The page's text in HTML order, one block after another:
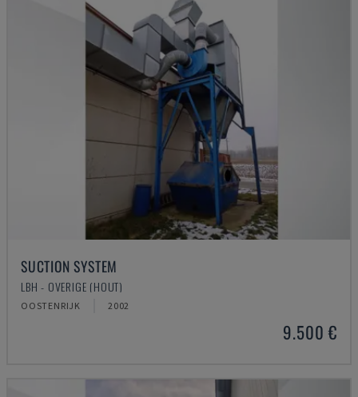
SUCTION SYSTEM
LBH - OVERIGE (HOUT)
OOSTENRIJK 2002
9.500 €